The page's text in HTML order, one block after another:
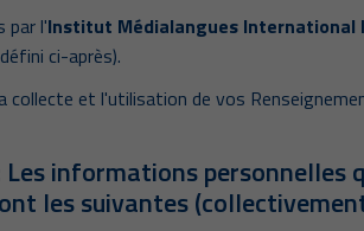
par l'Institut Médialangues International
ci-après).
collecte et l'utilisation de vos
Les informations personnelles
les suivantes